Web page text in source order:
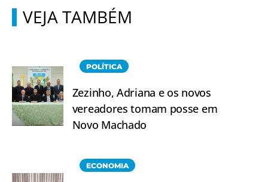
VEJA TAMBÉM
POLÍTICA
Zezinho, Adriana e os novos
vereadores tomam posse em
Novo Machado
ECONOMIA